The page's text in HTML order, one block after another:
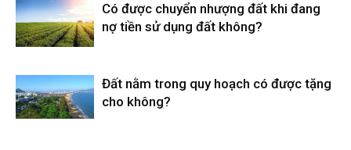
Có được chuyển nhượng đất khi đang
nợ tiền sử dụng đất không?
Đất nằm trong quy hoạch có được tặng
cho không?